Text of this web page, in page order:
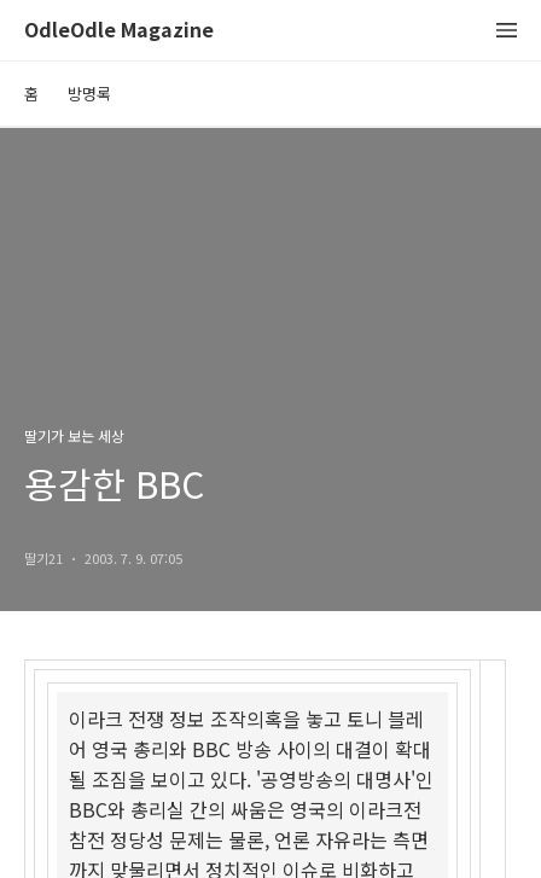
OdleOdle Magazine
홈 방명록
딸기가 보는 세상
용감한 BBC
딸기21 2003. 7. 9. 07:05
이라크 전쟁 정보 조작의혹을 놓고 토니 블레
어 영국 총리와 BBC 방송 사이의 대결이 확대
될 조짐을 보이고 있다. '공영방송의 대명사'인
BBC와 총리실 간의 싸움은 영국의 이라크전
참전 정당성 문제는 물론, 언론 자유라는 측면
까지 맞물리면서 정치적인 이슈로 비화하고